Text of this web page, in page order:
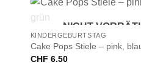
NICHT
KINDERGEBURTSTAG
Cake Pops Stiele – pink,
CHF 6.50